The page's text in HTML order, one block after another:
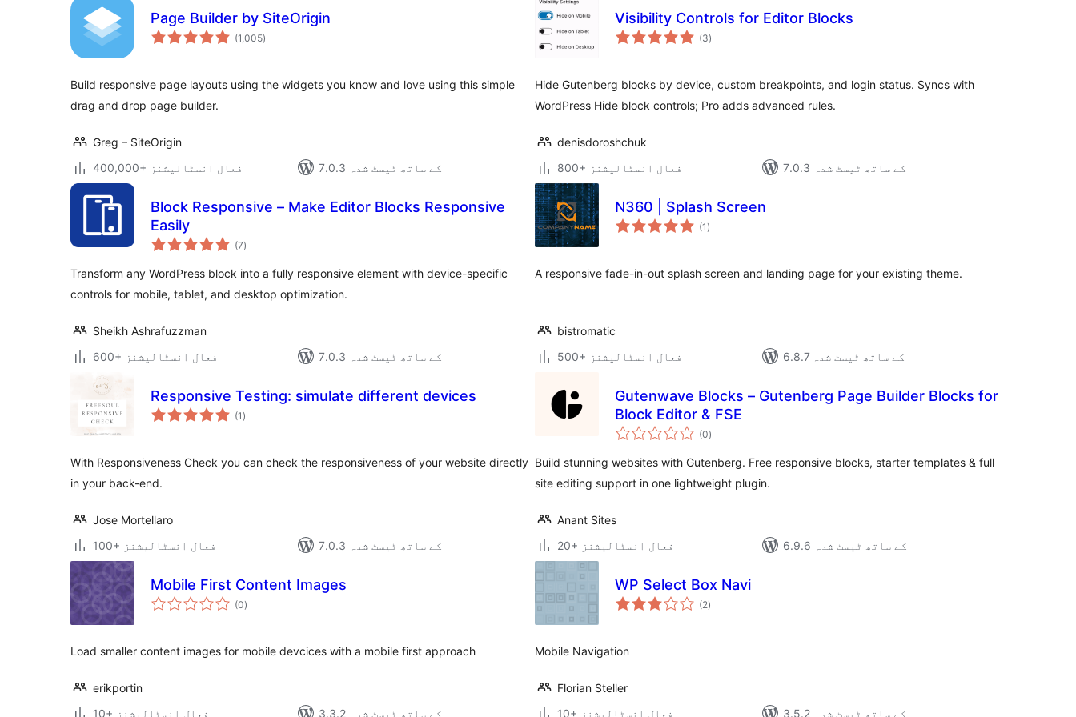
Page Builder by SiteOrigin
(1,005مجموعی
درجہ
)
Build responsive page layouts using the widgets you know and love using this simple
drag and drop page builder.
Greg – SiteOrigin
400,000+ فعال انسٹالیشنز
7.0.3 کے ساتھ ٹیسٹ شدہ
Visibility Controls for Editor Blocks
(3مجموعی
درجہ
)
Hide Gutenberg blocks by device, custom breakpoints, and login status. Syncs with
WordPress Hide block controls; Pro adds advanced rules.
denisdoroshchuk
800+ فعال انسٹالیشنز
7.0.3 کے ساتھ ٹیسٹ شدہ
Block Responsive – Make Editor Blocks Responsive
Easily
(7مجموعی
درجہ
)
Transform any WordPress block into a fully responsive element with device-specific
controls for mobile, tablet, and desktop optimization.
Sheikh Ashrafuzzman
600+ فعال انسٹالیشنز
7.0.3 کے ساتھ ٹیسٹ شدہ
N360 | Splash Screen
(1 مجموعی
درجہ
)
A responsive fade-in-out splash screen and landing page for your existing theme.
bistromatic
500+ فعال انسٹالیشنز
6.8.7 کے ساتھ ٹیسٹ شدہ
Responsive Testing: simulate different devices
(1 مجموعی
درجہ
)
With Responsiveness Check you can check the responsiveness of your website directly
in your back-end.
Jose Mortellaro
100+ فعال انسٹالیشنز
7.0.3 کے ساتھ ٹیسٹ شدہ
Gutenwave Blocks – Gutenberg Page Builder Blocks for
Block Editor & FSE
(0مجموعی
درجہ
)
Build stunning websites with Gutenberg. Free responsive blocks, starter templates & full
site editing support in one lightweight plugin.
Anant Sites
20+ فعال انسٹالیشنز
6.9.6 کے ساتھ ٹیسٹ شدہ
Mobile First Content Images
(0مجموعی
درجہ
)
Load smaller content images for mobile devcices with a mobile first approach
erikportin
10+ فعال انسٹالیشنز
3.3.2 کے ساتھ ٹیسٹ شدہ
WP Select Box Navi
(2مجموعی
درجہ
)
Mobile Navigation
Florian Steller
10+ فعال انسٹالیشنز
3.5.2 کے ساتھ ٹیسٹ شدہ